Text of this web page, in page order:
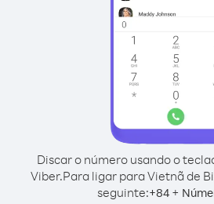
Discar o número usando o
Viber.Para ligar para Vietnã de
seguinte:+84 +